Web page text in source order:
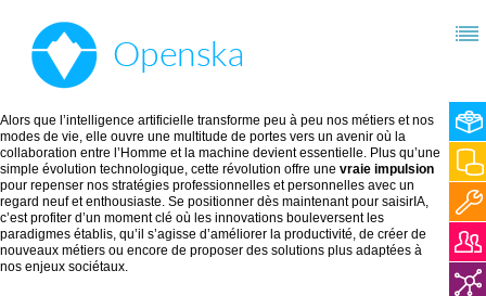
Alors que l’intelligence artificielle transforme peu à peu nos métiers et nos
modes de vie, elle ouvre une multitude de portes vers un avenir où la
collaboration entre l’Homme et la machine devient essentielle. Plus qu’une
simple évolution technologique, cette révolution offre une vraie impulsion
pour repenser nos stratégies professionnelles et personnelles avec un
regard neuf et enthousiaste. Se positionner dès maintenant pour saisirIA,
c’est profiter d’un moment clé où les innovations bouleversent les
paradigmes établis, qu’il s’agisse d’améliorer la productivité, de créer de
nouveaux métiers ou encore de proposer des solutions plus adaptées à
nos enjeux sociétaux.